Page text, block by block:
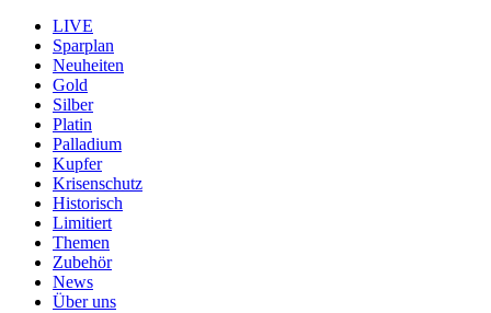
LIVE
Sparplan
Neuheiten
Gold
Silber
Platin
Palladium
Kupfer
Krisenschutz
Historisch
Limitiert
Themen
Zubehör
News
Über uns